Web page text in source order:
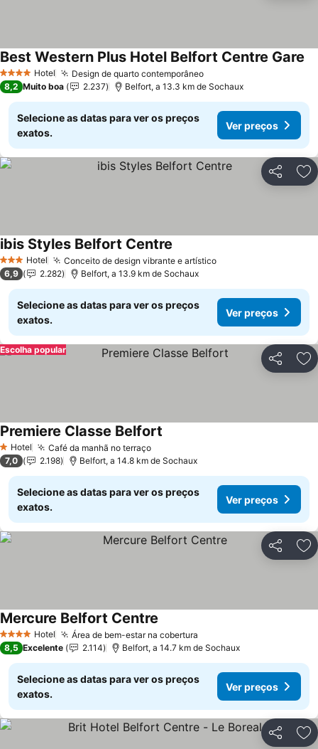
4 EstrelasHotel Design de quarto contemporâneoVer preços
Best Western Plus Hotel Belfort Centre Gare
8,2 Muito boa 2.237 Belfort, a 13.3 km de Sochaux
Selecione as datas para ver os preços
exatos.
Ver preços
Partilhar
3 EstrelasHotel Conceito de design vibrante e artísticoVer preços
ibis Styles Belfort Centre
6,9 2.282 Belfort, a 13.9 km de Sochaux
Selecione as datas para ver os preços
exatos.
Ver preços
Partilhar
Escolha popular
1 Estrelas
Hotel Café da manhã no terraçoVer preços
Premiere Classe Belfort
7,0 2.198 Belfort, a 14.8 km de Sochaux
Selecione as datas para ver os preços
exatos.
Ver preços
Partilhar
4 EstrelasHotel Área de bem-estar na cobertura
Mercure Belfort Centre
8,5 Excelente 2.114 Belfort, a 14.7 km de Sochaux
Selecione as datas para ver os preços
exatos.
Ver preços
Partilhar